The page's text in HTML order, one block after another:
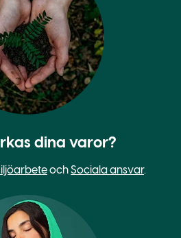
dina varor?
ochSociala ansvar.